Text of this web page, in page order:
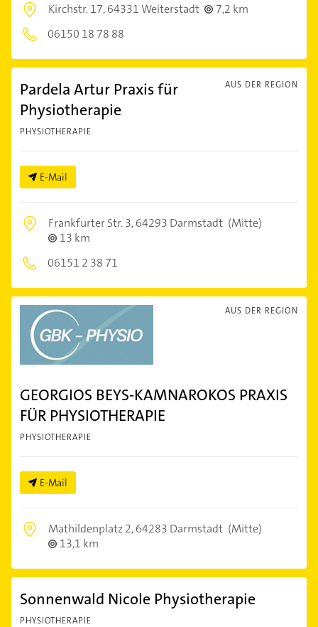
Kirchstr. 17,64331 Weiterstadt
7,2 km
06150 18 78 88
AUS DER REGION
Pardela Artur Praxis für
Physiotherapie
PHYSIOTHERAPIE
E-Mail
Frankfurter Str. 3,64293 Darmstadt (Mitte)
13 km
06151 2 38 71
AUS DER REGION
GEORGIOS BEYS-KAMNAROKOS PRAXIS
FÜR PHYSIOTHERAPIE
PHYSIOTHERAPIE
E-Mail
Mathildenplatz 2,64283 Darmstadt (Mitte)
13,1 km
Sonnenwald Nicole Physiotherapie
PHYSIOTHERAPIE